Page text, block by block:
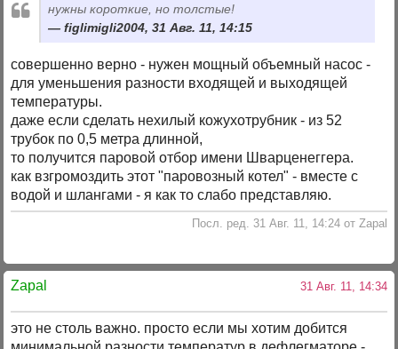
нужны короткие, но толстые!
figlimigli2004, 31 Авг. 11, 14:15
совершенно верно - нужен мощный объемный насос -
для уменьшения разности входящей и выходящей
температуры.
даже если сделать нехилый кожухотрубник - из 52
трубок по 0,5 метра длинной,
то получится паровой отбор имени Шварценеггера.
как взгромоздить этот "паровозный котел" - вместе с
водой и шлангами - я как то слабо представляю.
Посл. ред. 31 Авг. 11, 14:24 от Zapal
Zapal 31 Авг. 11, 14:34
это не столь важно. просто если мы хотим добится